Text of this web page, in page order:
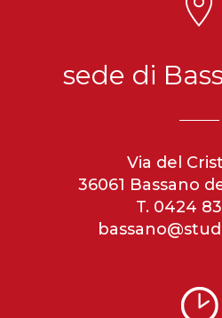
sede di
Via del
36061 Bassano
T. 0424